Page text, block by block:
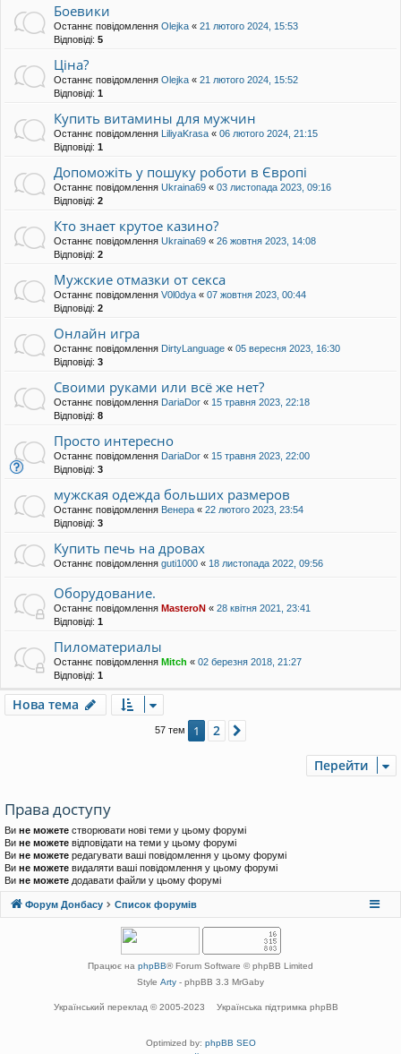
Боевики
Останнє повідомлення Olejka « 21 лютого 2024, 15:53
Відповіді: 5
Ціна?
Останнє повідомлення Olejka « 21 лютого 2024, 15:52
Відповіді: 1
Купить витамины для мужчин
Останнє повідомлення LiliyaKrasa « 06 лютого 2024, 21:15
Відповіді: 1
Допоможіть у пошуку роботи в Європі
Останнє повідомлення Ukraina69 « 03 листопада 2023, 09:16
Відповіді: 2
Кто знает крутое казино?
Останнє повідомлення Ukraina69 « 26 жовтня 2023, 14:08
Відповіді: 2
Мужские отмазки от секса
Останнє повідомлення V0l0dya « 07 жовтня 2023, 00:44
Відповіді: 2
Онлайн игра
Останнє повідомлення DirtyLanguage « 05 вересня 2023, 16:30
Відповіді: 3
Своими руками или всё же нет?
Останнє повідомлення DariaDor « 15 травня 2023, 22:18
Відповіді: 8
Просто интересно
Останнє повідомлення DariaDor « 15 травня 2023, 22:00
Відповіді: 3
мужская одежда больших размеров
Останнє повідомлення Венера « 22 лютого 2023, 23:54
Відповіді: 3
Купить печь на дровах
Останнє повідомлення guti1000 « 18 листопада 2022, 09:56
Оборудование.
Останнє повідомлення MasteroN « 28 квітня 2021, 23:41
Відповіді: 1
Пиломатериалы
Останнє повідомлення Mitch « 02 березня 2018, 21:27
Відповіді: 1
Нова тема
57 тем 1 2
Перейти
Права доступу
Ви не можете створювати нові теми у цьому форумі
Ви не можете відповідати на теми у цьому форумі
Ви не можете редагувати ваші повідомлення у цьому форумі
Ви не можете видаляти ваші повідомлення у цьому форумі
Ви не можете додавати файли у цьому форумі
Форум Донбасу Список форумів
Працює на phpBB® Forum Software © phpBB Limited
Style Arty - phpBB 3.3 MrGaby
Український переклад © 2005-2023 Українська підтримка phpBB
Optimized by: phpBB SEO